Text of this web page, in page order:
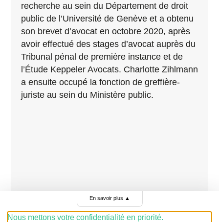
recherche au sein du Département de droit
public de l’Université de Genève et a obtenu
son brevet d’avocat en octobre 2020, après
avoir effectué des stages d’avocat auprès du
Tribunal pénal de première instance et de
l’Étude Keppeler Avocats. Charlotte Zihlmann
a ensuite occupé la fonction de greffière-
juriste au sein du Ministère public.
En savoir plus ▲
Nous mettons votre confidentialité en priorité.